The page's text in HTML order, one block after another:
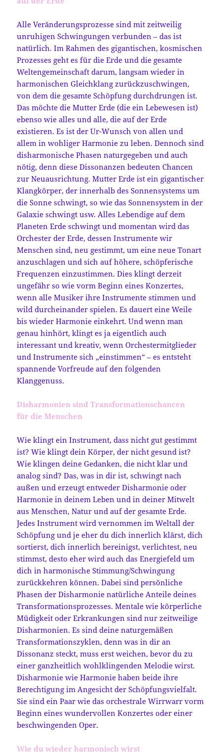
Alle Veränderungsprozesse sind mit zeitweilig
unruhigen Schwingungen verbunden – das ist
natürlich. Im Rahmen des gigantischen, kosmischen
Prozesses geht es für die Erde und die gesamte
Weltengemeinschaft darum, langsam wieder in
harmonischen Gleichklang zurückzuschwingen,
von dem die gesamte Schöpfung durchdrungen ist.
Das möchte die Mutter Erde (die ein Lebewesen ist)
ebenso wie alles und alle, die auf der Erde
existieren. Es ist der Ur-Wunsch von allen und
allem in wohliger Harmonie zu leben. Dennoch sind
disharmonische Phasen naturgegeben und auch
nötig, denn diese Dissonanzen bedeuten Chancen
zur Neuausrichtung. Mutter Erde ist ein gigantischer
Klangkörper, der innerhalb des Sonnensystems um
die Sonne schwingt, so wie das Sonnensystem in der
Galaxie schwingt usw. Alles Lebendige auf dem
Planeten Erde schwingt und momentan wird das
Orchester der Erde, dessen Instrumente wir
Menschen sind, neu gestimmt, um eine neue Tonart
anzuschlagen und sich auf höhere, schöpferische
Frequenzen einzustimmen. Dies klingt derzeit
ungefähr so wie vorm Beginn eines Konzertes,
wenn alle Musiker ihre Instrumente stimmen und
wild durcheinander spielen. Es dauert eine Weile
bis wieder Harmonie einkehrt. Und wenn man
genau hinhört, klingt es ja eigentlich auch
interessant und kreativ, wenn Orchestermitglieder
und Instrumente sich „einstimmen“ – es entsteht
spannende Vorfreude auf den folgenden
Klanggenuss.
Disharmonien sind Transformationschancen
für die Menschen
Wie klingt ein Instrument, dass nicht gut gestimmt
ist? Wie klingt dein Körper, der nicht gesund ist?
Wie klingen deine Gedanken, die nicht klar und
analog sind? Das, was in dir ist, schwingt nach
außen und erzeugt entweder Disharmonie oder
Harmonie in deinem Leben und in deiner Mitwelt
aus Menschen, Natur und auf der gesamte Erde.
Jedes Instrument wird vernommen im Weltall der
Schöpfung und je eher du dich innerlich klärst, dich
sortierst, dich innerlich bereinigst, verlichtest, neu
stimmst, desto eher wird auch das Energiefeld um
dich in harmonische Stimmung/Schwingung
zurückkehren können. Dabei sind persönliche
Phasen der Disharmonie natürliche Anteile deines
Transformationsprozesses. Mentale wie körperliche
Müdigkeit oder Erkrankungen sind nur zeitweilige
Disharmonien. Es sind deine naturgemäßen
Transformationszyklen, denn was in dir an
Dissonanz steckt, muss erst weichen, bevor du zu
einer ganzheitlich wohlklingenden Melodie wirst.
Disharmonie wie Harmonie haben beide ihre
Berechtigung im Angesicht der Schöpfungsvielfalt.
Sie sind ein Paar wie das orchestrale Wirrwarr vorm
Beginn eines wundervollen Konzertes oder einer
beschwingenden Oper.
Wie du wieder harmonisch wirst